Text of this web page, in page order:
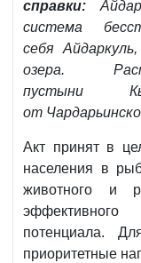
справки:
система
себя
озера.
пустыни
от
Акт принят в
населения в
животного и
потенциала.
приоритетные